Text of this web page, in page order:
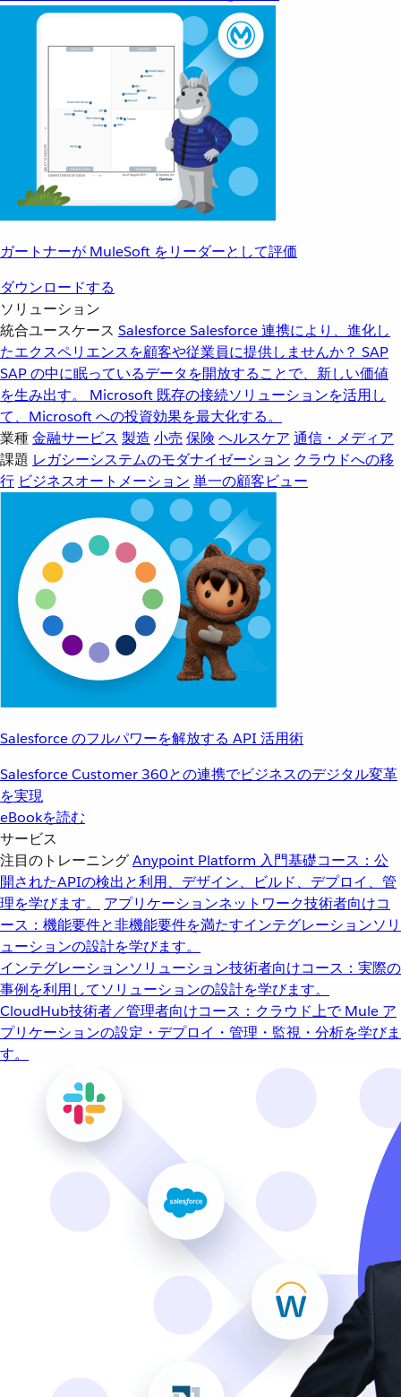
ガートナーが MuleSoft をリーダーとして評価
ダウンロードする
ソリューション
統合ユースケース SalesforceSalesforce 連携により、進化し
たエクスペリエンスを顧客や従業員に提供しませんか？ SAP
SAP の中に眠っているデータを開放することで、新しい価値
を生み出す。
Microsoft 既存の接続ソリューションを活用し
て、Microsoft への投資効果を最大化する。
業種金融サービス 製造 小売 保険 ヘルスケア 通信・メディア
課題 レガシーシステムのモダナイゼーション クラウドへの移
行 ビジネスオートメーション 単一の顧客ビュー
Salesforce のフルパワーを解放する API 活用術
Salesforce Customer 360との連携でビジネスのデジタル変革
を実現
eBookを読む
サービス
注目のトレーニングAnypoint Platform 入門基礎コース：公
開されたAPIの検出と利用、デザイン、ビルド、デプロイ、管
理を学びます。
アプリケーションネットワーク技術者向けコ
ース：機能要件と非機能要件を満たすインテグレーションソリ
ューションの設計を学びます。
インテグレーションソリューション技術者向けコース：実際の
事例を利用してソリューションの設計を学びます。
CloudHub技術者／管理者向けコース：クラウド上で Mule ア
プリケーションの設定・デプロイ・管理・監視・分析を学びま
す。